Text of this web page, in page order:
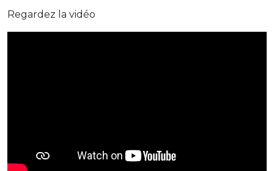
Regardez la vidéo